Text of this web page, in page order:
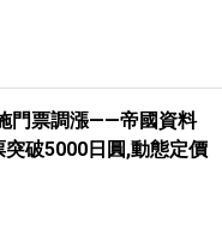
門票調漲——帝國資料
突破5000日圓,動態定價